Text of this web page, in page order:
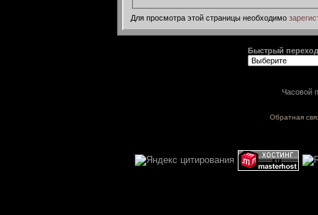
Для просмотра этой страницы необходимо
Быстрый переход
Часовой
Обратная